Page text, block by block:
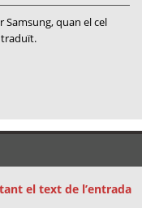
Samsung, quan el cel
traduït.
el text de l’entrada